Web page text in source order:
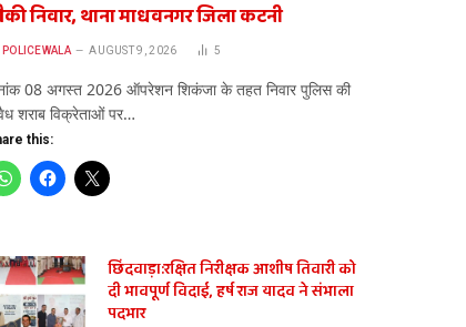
निवार, थाना माधवनगर जिला कटनी
POLICEWALA AUGUST 9, 2026 5
08 अगस्त 2026 ऑपरेशन शिकंजा के तहत निवार पुलिस की
शराब विक्रेताओं पर…
this:
छिंदवाड़ा:रक्षित निरीक्षक आशीष तिवारी को
दी भावपूर्ण विदाई, हर्ष राज यादव ने संभाला
पदभार